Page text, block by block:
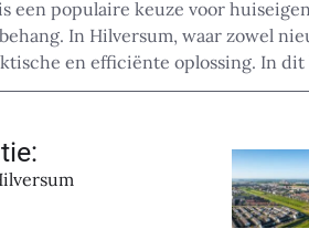
een populaire keuze voor
In Hilversum, waar zowel
en efficiënte oplossing. In